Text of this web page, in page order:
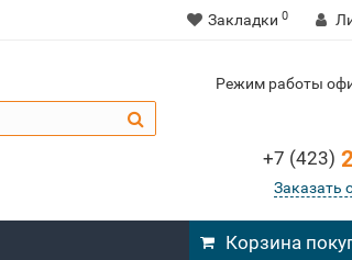
Закладки 0
Режим работы
+7 (423)
Заказать
Корзина